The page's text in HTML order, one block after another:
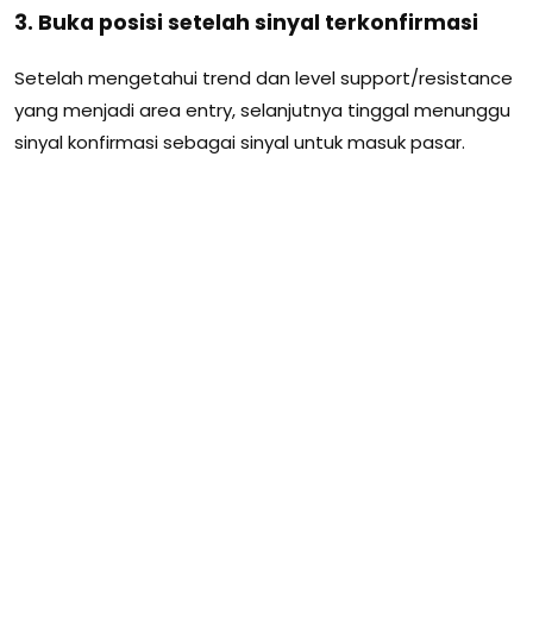
3. Buka posisi setelah sinyal terkonfirmasi
Setelah mengetahui trend dan level support/resistance
yang menjadi area entry, selanjutnya tinggal menunggu
sinyal konfirmasi sebagai sinyal untuk masuk pasar.